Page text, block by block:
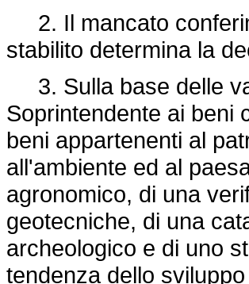
2. Il mancato
stabilito determina la
3. Sulla base delle
Soprintendente ai beni
beni appartenenti al
all'ambiente ed al
agronomico, di una
geotecniche, di una
archeologico e di uno
tendenza dello